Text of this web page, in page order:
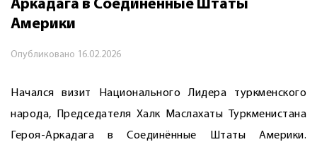
Аркадага в Соединённые Штаты
Америки
Опубликовано 16.02.2026
Начался визит Национального ­Лидера туркменского
народа, Председателя Халк Маслахаты Туркменистана
Героя-Аркадага в Соединённые Штаты Америки.